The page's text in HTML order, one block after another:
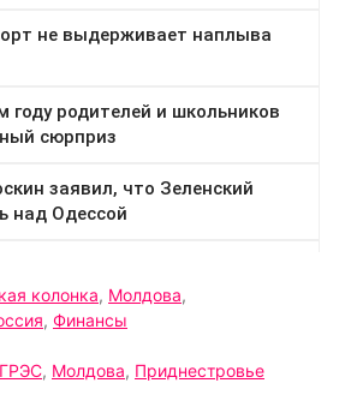
колонка, Молдова,
, Финансы
, Молдова, Приднестровье